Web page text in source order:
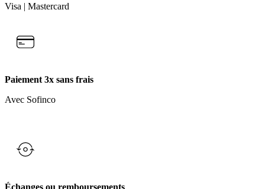
Visa | Mastercard
Paiement 3x sans frais
Avec Sofinco
Échanges ou remboursements